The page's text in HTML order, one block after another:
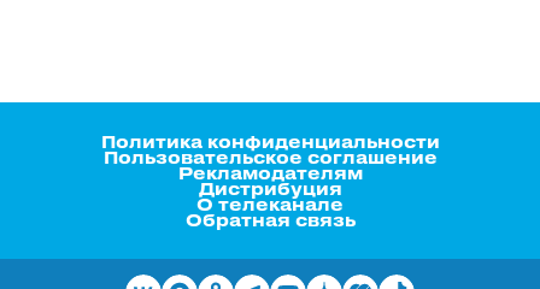
Политика конфиденциальности
Пользовательское соглашение
Рекламодателям
Дистрибуция
О телеканале
Обратная связь